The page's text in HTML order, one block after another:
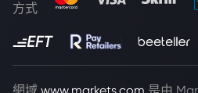
方式